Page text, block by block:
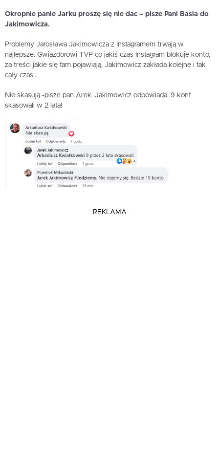
Okropnie panie Jarku proszę się nie dac – pisze Pani Basia do
Jakimowicza.
Problemy Jarosława Jakimowicza z Instagramem trwają w
najlepsze. Gwiazdorowi TVP co jakiś czas Instagram blokuje konto,
za treści jakie się tam pojawiają. Jakimowicz zakłada kolejne i tak
cały czas…
Nie skasują -pisze pan Arek. Jakimowicz odpowiada: 9 kont
skasowali w 2 lata!
REKLAMA